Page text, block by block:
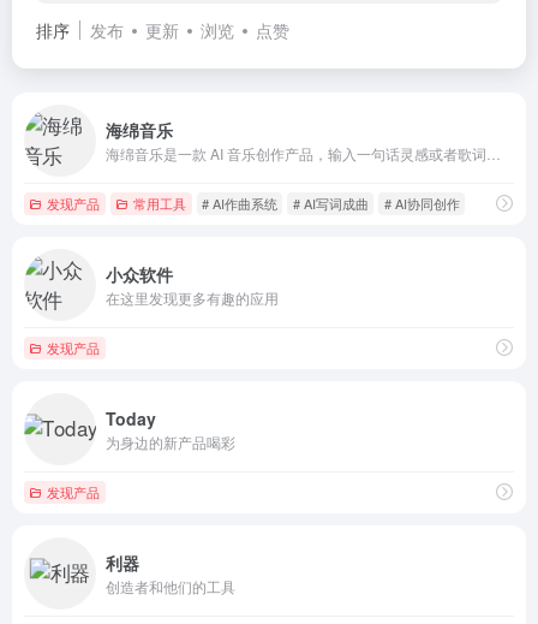
排序 发布 更新 浏览 点赞
海绵音乐
发现产品 常用工具 # AI作曲系统 # AI写词成曲 # AI协同创作
小众软件
在这里发现更多有趣的应用
发现产品
Today
为身边的新产品喝彩
发现产品
利器
创造者和他们的工具